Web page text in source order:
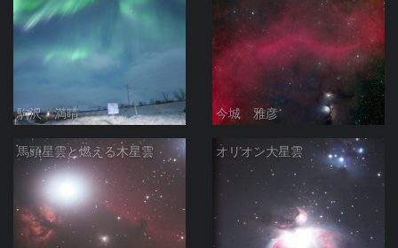
駒沢 満晴 今城 雅彦
馬頭星雲と燃える木星雲 オリオン大星雲